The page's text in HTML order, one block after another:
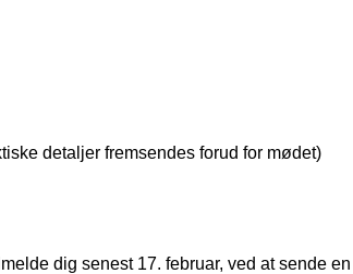
detaljer fremsendes forud for mødet)
dig senest 17. februar, ved at sende